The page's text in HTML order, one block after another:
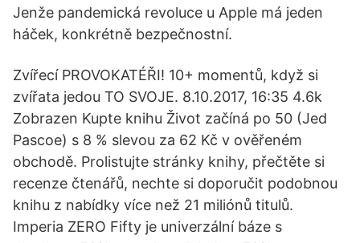
Jenže pandemická revoluce u Apple má jeden
háček, konkrétně bezpečnostní.
Zvířecí PROVOKATÉŘI! 10+ momentů, když si
zvířata jedou TO SVOJE. 8.10.2017, 16:35 4.6k
Zobrazen Kupte knihu Život začíná po 50 (Jed
Pascoe) s 8 % slevou za 62 Kč v ověřeném
obchodě. Prolistujte stránky knihy, přečtěte si
recenze čtenářů, nechte si doporučit podobnou
knihu z nabídky více než 21 miliónů titulů.
Imperia ZERO Fifty je univerzální báze s